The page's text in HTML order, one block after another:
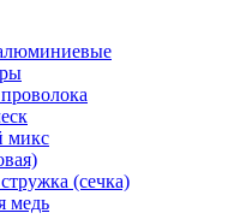
микс
(сечка)
медь